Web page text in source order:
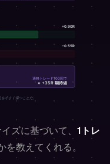
ズに基づいて、 1トレ
教えてくれる。